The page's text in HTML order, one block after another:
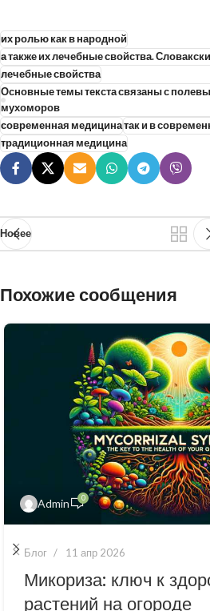
их ролью как в народной
а также их лечебные свойства.
лечебные свойства
Основные темы текста связаны с
мухоморов
современная медицинатак и в
традиционная медицина
Новее
Похожие сообщения
Admin 0
Блог 11 апр 2026
Микориза: ключ к
растений на огороде